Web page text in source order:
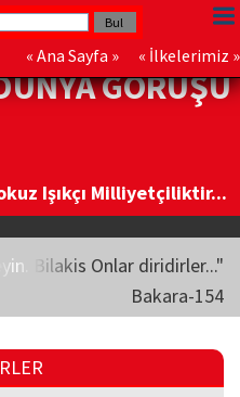
« Ana Sayfa » « İlkelerimiz »
GÖRÜŞÜ
Işıkçı Milliyetçiliktir...
Bilakis Onlar diridirler..."
Bakara-154